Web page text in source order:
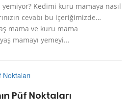
Kedimi kuru mamaya nasıl
cevabı bu içeriğimizde…
mama ve kuru mama
mamayı yemeyi...
Püf Noktaları